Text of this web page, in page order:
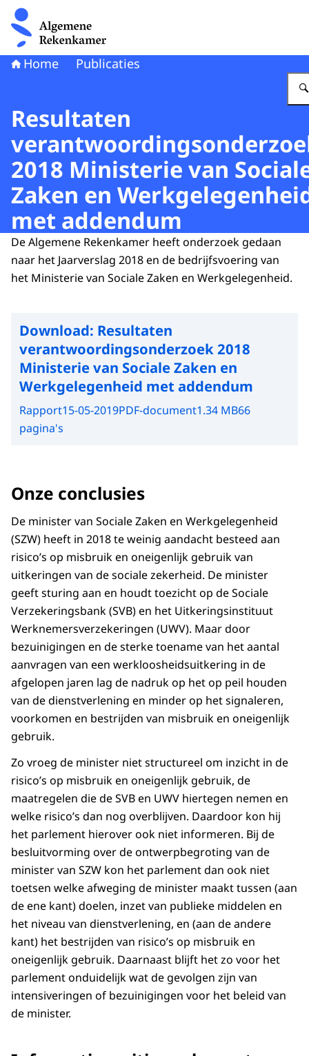
Naar de homepage van Algemene Rekenkamer
Home Publicaties
Resultaten
2018 Ministerie van
Zaken en
met addendum
De Algemene Rekenkamer heeft onderzoek gedaan
naar het Jaarverslag 2018 en de bedrijfsvoering van
het Ministerie van Sociale Zaken en Werkgelegenheid.
Download: Resultaten
verantwoordingsonderzoek 2018
Ministerie van Sociale Zaken en
Werkgelegenheid met addendum
Rapport15-05-2019PDF-document1.34 MB66
pagina's
Onze conclusies
De minister van Sociale Zaken en Werkgelegenheid
(SZW) heeft in 2018 te weinig aandacht besteed aan
risico’s op misbruik en oneigenlijk gebruik van
uitkeringen van de sociale zekerheid. De minister
geeft sturing aan en houdt toezicht op de Sociale
Verzekeringsbank (SVB) en het Uitkeringsinstituut
Werknemersverzekeringen (UWV). Maar door
bezuinigingen en de sterke toename van het aantal
aanvragen van een werkloosheidsuitkering in de
afgelopen jaren lag de nadruk op het op peil houden
van de dienstverlening en minder op het signaleren,
voorkomen en bestrijden van misbruik en oneigenlijk
gebruik.
Zo vroeg de minister niet structureel om inzicht in de
risico’s op misbruik en oneigenlijk gebruik, de
maatregelen die de SVB en UWV hiertegen nemen en
welke risico’s dan nog overblijven. Daardoor kon hij
het parlement hierover ook niet informeren. Bij de
besluitvorming over de ontwerpbegroting van de
minister van SZW kon het parlement dan ook niet
toetsen welke afweging de minister maakt tussen (aan
de ene kant) doelen, inzet van publieke middelen en
het niveau van dienstverlening, en (aan de andere
kant) het bestrijden van risico’s op misbruik en
oneigenlijk gebruik. Daarnaast blijft het zo voor het
parlement onduidelijk wat de gevolgen zijn van
intensiveringen of bezuinigingen voor het beleid van
de minister.